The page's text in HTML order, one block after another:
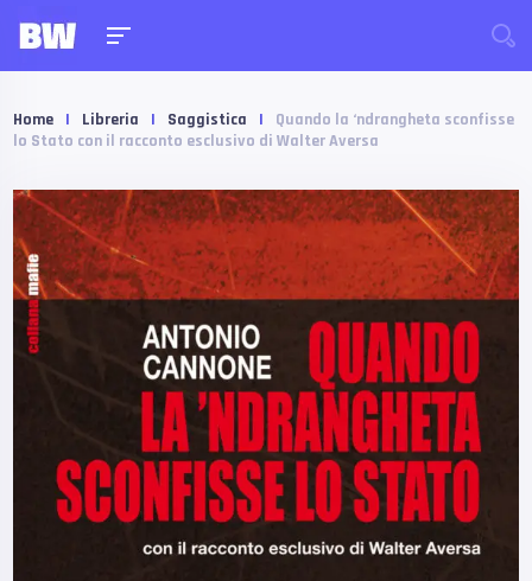
Home | Libreria | Saggistica |
Quando la ‘ndrangheta sconfisse
lo Stato con il racconto esclusivo di Walter Aversa